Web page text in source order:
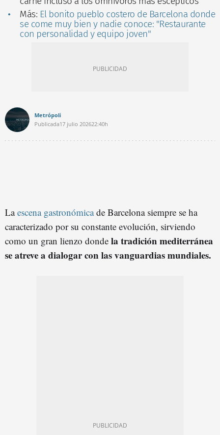
Más: El bonito pueblo costero de Barcelona donde
se come muy bien y nadie conoce: "Restaurante
con personalidad y equipo joven"
Metrópoli
Publicada17 julio 202622:40h
Laescena gastronómicade Barcelona siempre se ha
caracterizado por su constante evolución, sirviendo
como un gran lienzo donde la tradición mediterránea
se atreve a dialogar con las vanguardias mundiales.